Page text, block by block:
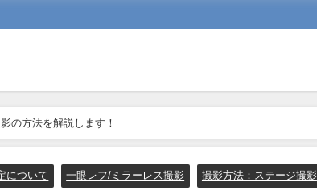
の方法を解説します！
について 一眼レフ/ミラーレス撮影 撮影方法：ステージ撮影